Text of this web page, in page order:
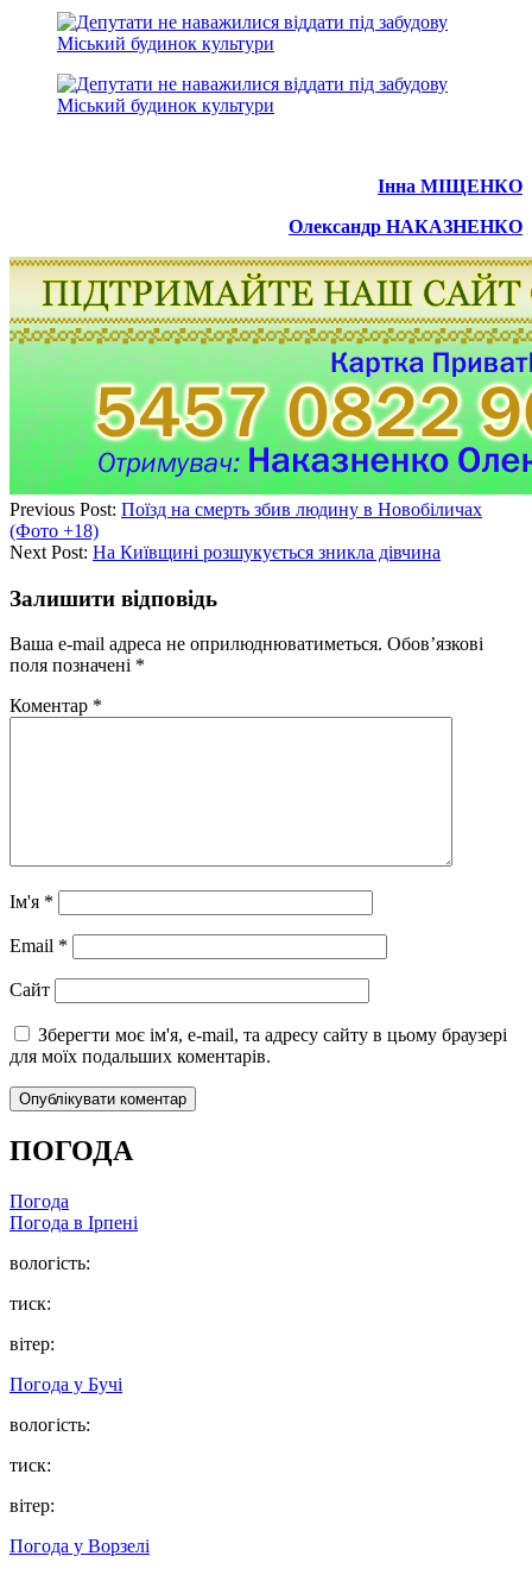
Інна МІЩЕНКО
Олександр НАКАЗНЕНКО
Previous Post: Поїзд на смерть збив людину в Новобіличах
(Фото +18)
Next Post: На Київщині розшукується зникла дівчина
Залишити відповідь
Ваша e-mail адреса не оприлюднюватиметься. Обов’язкові
поля позначені *
Коментар *
Ім'я *
Email *
Сайт
Зберегти моє ім'я, e-mail, та адресу сайту в цьому браузері
для моїх подальших коментарів.
ПОГОДА
Погода
Погода в Ірпені
вологість:
тиск:
вітер:
Погода у Бучі
вологість:
тиск:
вітер:
Погода у Ворзелі